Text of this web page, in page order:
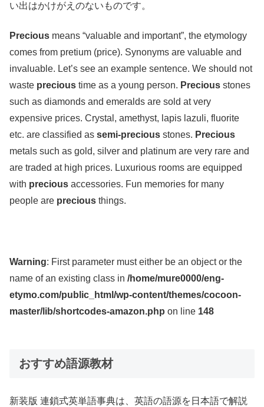
い出はかけがえのないものです。
Precious means “valuable and important”, the etymology
comes from pretium (price). Synonyms are valuable and
invaluable. Let’s see an example sentence. We should not
waste precious time as a young person. Precious stones
such as diamonds and emeralds are sold at very
expensive prices. Crystal, amethyst, lapis lazuli, fluorite
etc. are classified as semi-precious stones. Precious
metals such as gold, silver and platinum are very rare and
are traded at high prices. Luxurious rooms are equipped
with precious accessories. Fun memories for many
people are precious things.
Warning: First parameter must either be an object or the
name of an existing class in /home/mure0000/eng-
etymo.com/public_html/wp-content/themes/cocoon-
master/lib/shortcodes-amazon.php on line 148
おすすめ語源教材
新装版 連鎖式英単語事典は、英語の語源を日本語で解説